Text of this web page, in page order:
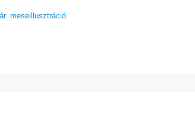
, meseillusztráció